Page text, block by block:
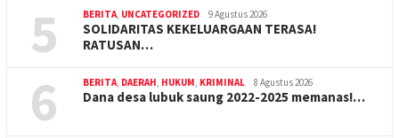
5 BERITA UNCATEGORIZED 9 Agustus 2026
SOLIDARITAS KEKELUARGAAN TERASA!
RATUSAN…
6 BERITA DAERAH HUKUM KRIMINAL 8 Agustus 2026
Dana desa lubuk saung 2022-2025 memanas!…